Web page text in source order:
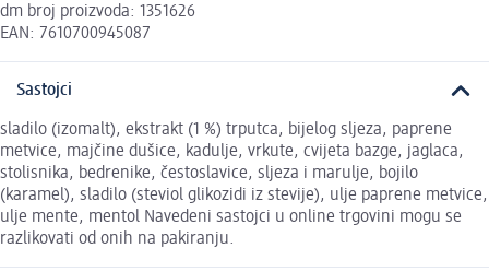
dm broj proizvoda: 1351626
EAN: 7610700945087
Sastojci
sladilo (izomalt), ekstrakt (1 %) trputca, bijelog sljeza, paprene
metvice, majčine dušice, kadulje, vrkute, cvijeta bazge, jaglaca,
stolisnika, bedrenike, čestoslavice, sljeza i marulje, bojilo
(karamel), sladilo (steviol glikozidi iz stevije), ulje paprene metvice,
ulje mente, mentol Navedeni sastojci u online trgovini mogu se
razlikovati od onih na pakiranju.